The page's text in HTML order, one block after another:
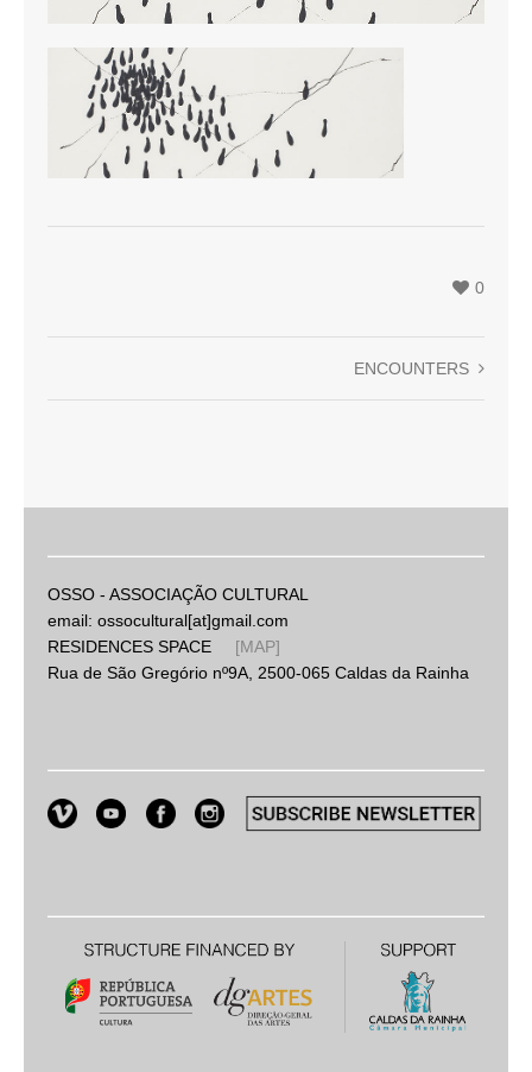
0
ENCOUNTERS
OSSO - ASSOCIAÇÃO CULTURAL
email: ossocultural[at]gmail.com
RESIDENCES SPACE [MAP]
Rua de São Gregório nº9A, 2500-065 Caldas da Rainha